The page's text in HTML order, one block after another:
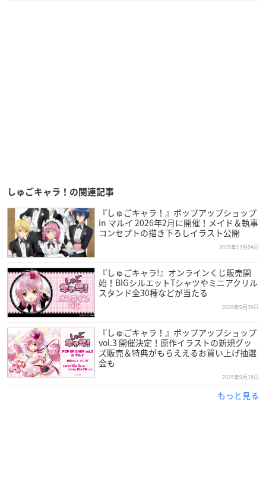
しゅごキャラ！の関連記事
『しゅごキャラ！』ポップアップショップ
in マルイ 2026年2月に開催！メイド＆執事
コンセプトの描き下ろしイラスト公開
2025年12月04日
『しゅごキャラ!』オンラインくじ販売開
始！BIGシルエットTシャツやミニアクリル
スタンド全30種などが当たる
2025年9月30日
『しゅごキャラ！』ポップアップショップ
vol.3 開催決定！原作イラストの新規グッ
ズ販売＆特典がもらええるお買い上げ抽選
会も
2025年9月18日
もっと見る